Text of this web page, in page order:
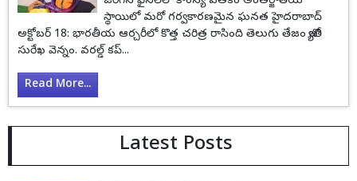
స్థాయిలో మరో గర్వకారణమైన ఘనత హైదరాబాద్
అక్టోబర్ 18: భారతీయ ఆర్చరీలో కొత్త చరిత్ర రాసింది తెలుగు తేజం జ్యోతి
సురేఖ వెన్నం. వరల్డ్ కప్...
Read More...
Latest Posts